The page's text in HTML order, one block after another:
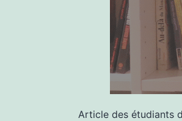
Article des étudiants